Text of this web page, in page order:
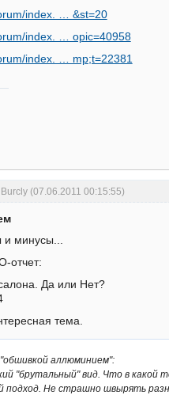
index. … &st=20
index. … opic=40958
index. … mp;t=22381
(07.06.2011 00:15:55)
и минусы...
отчет:
Да или Нет?
тема.
аллюминием":
"брутальный" вид. Что в
подход. Не страшно швырять